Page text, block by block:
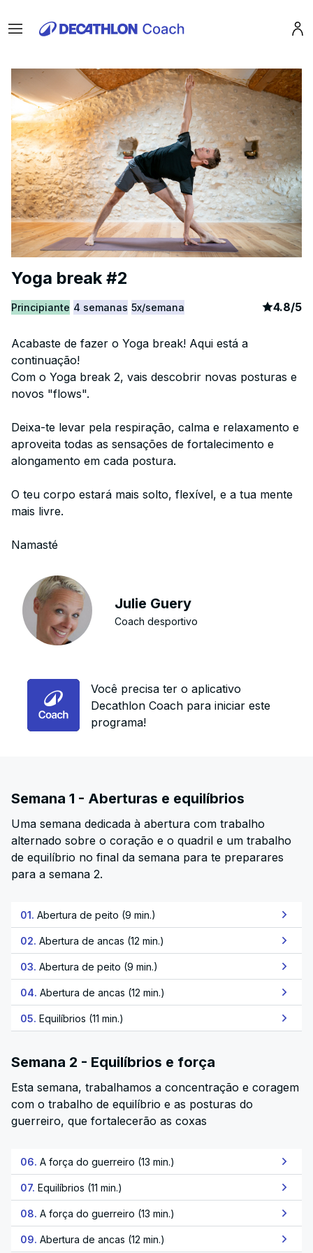
Menu
Yoga break #2
Principiante 4 semanas 5x/semana article
4.8/5
Acabaste de fazer o Yoga break! Aqui está a
continuação!
Com o Yoga break 2, vais descobrir novas posturas e
novos "flows".
Deixa-te levar pela respiração, calma e relaxamento e
aproveita todas as sensações de fortalecimento e
alongamento em cada postura.
O teu corpo estará mais solto, flexível, e a tua mente
mais livre.
Namasté
Julie Guery
Coach desportivo
Você precisa ter o aplicativo
Decathlon Coach para iniciar este
programa!
Semana 1 - Aberturas e equilíbrios
Uma semana dedicada à abertura com trabalho
alternado sobre o coração e o quadril e um trabalho
de equilíbrio no final da semana para te preparares
para a semana 2.
01. Abertura de peito (9 min.)
02. Abertura de ancas (12 min.)
03. Abertura de peito (9 min.)
04. Abertura de ancas (12 min.)
05. Equilíbrios (11 min.)
Semana 2 - Equilíbrios e força
Esta semana, trabalhamos a concentração e coragem
com o trabalho de equilíbrio e as posturas do
guerreiro, que fortalecerão as coxas
06. A força do guerreiro (13 min.)
07. Equilíbrios (11 min.)
08. A força do guerreiro (13 min.)
09. Abertura de ancas (12 min.)